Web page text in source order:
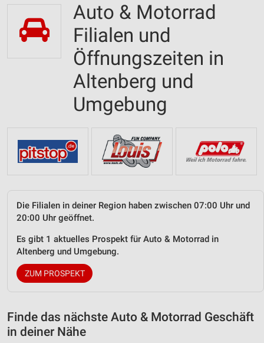
Auto & Motorrad
Filialen und
Öffnungszeiten in
Altenberg und
Umgebung
Die Filialen in deiner Region haben zwischen 07:00 Uhr und
20:00 Uhr geöffnet.
Es gibt 1 aktuelles Prospekt für Auto & Motorrad in
Altenberg und Umgebung.
ZUM PROSPEKT
Finde das nächste Auto & Motorrad Geschäft
in deiner Nähe